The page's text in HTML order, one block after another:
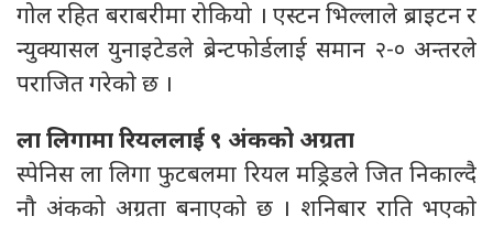
गोल रहित बराबरीमा रोकियो । एस्टन भिल्लाले ब्राइटन र
न्युक्यासल युनाइटेडले ब्रेन्टफोर्डलाई समान २-० अन्तरले
पराजित गरेकाे छ ।
ला लिगामा रियललाई ९ अंकको अग्रता
स्पेनिस ला लिगा फुटबलमा रियल मड्रिडले जित निकाल्दै
नौ अंकको अग्रता बनाएको छ । शनिबार राति भएकाे